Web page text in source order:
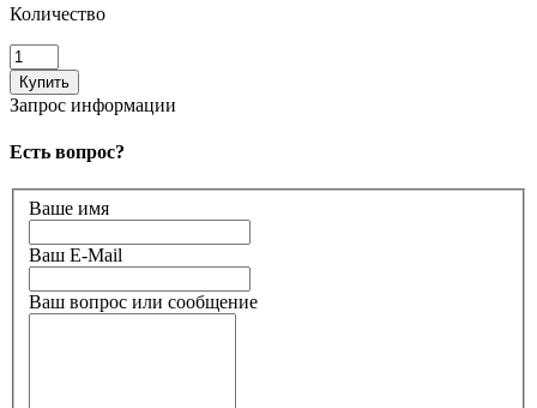
Количество
Запрос информации
Есть вопрос?
Ваше имя
Ваш E-Mail
Ваш вопрос или сообщение